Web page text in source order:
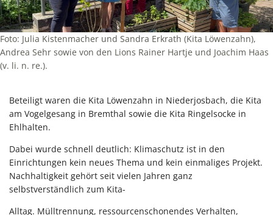
Foto: Julia Kistenmacher und Sandra Erkrath (Kita Löwenzahn),
Andrea Sehr sowie von den Lions Rainer Hartje und Joachim Haas
(v. li. n. re.).
Beteiligt waren die Kita Löwenzahn in Niederjosbach, die Kita
am Vogelgesang in Bremthal sowie die Kita Ringelsocke in
Ehlhalten.
Dabei wurde schnell deutlich: Klimaschutz ist in den
Einrichtungen kein neues Thema und kein einmaliges Projekt.
Nachhaltigkeit gehört seit vielen Jahren ganz
selbstverständlich zum Kita-
Alltag. Mülltrennung, ressourcenschonendes Verhalten,